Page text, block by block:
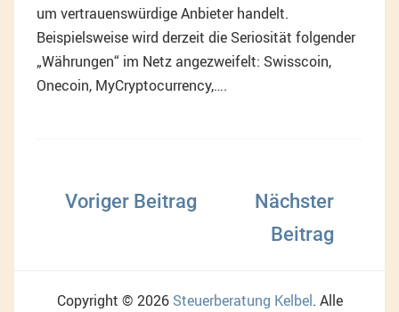
um vertrauenswürdige Anbieter handelt.
Beispielsweise wird derzeit die Seriosität folgender
„Währungen“ im Netz angezweifelt: Swisscoin,
Onecoin, MyCryptocurrency,….
Copyright © 2026 Steuerberatung Kelbel. Alle